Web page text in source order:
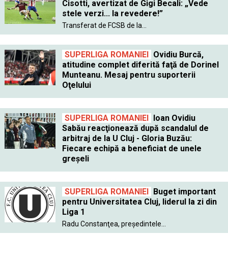
Cisotti, avertizat de Gigi Becali: „Vede
stele verzi... la revedere!”
Transferat de FCSB de la...
SUPERLIGA ROMANIEI
Ovidiu Burcă,
atitudine complet diferită faţă de Dorinel
Munteanu. Mesaj pentru suporterii
Oţelului
SUPERLIGA ROMANIEI
Ioan Ovidiu
Sabău reacţionează după scandalul de
arbitraj de la U Cluj - Gloria Buzău:
Fiecare echipă a beneficiat de unele
greşeli
SUPERLIGA ROMANIEI
Buget important
pentru Universitatea Cluj, liderul la zi din
Liga 1
Radu Constanţea, preşedintele...